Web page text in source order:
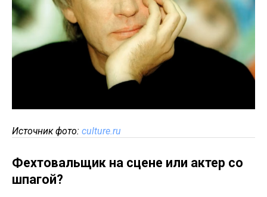
Источник фото: culture.ru
Фехтовальщик на сцене или актер со
шпагой?